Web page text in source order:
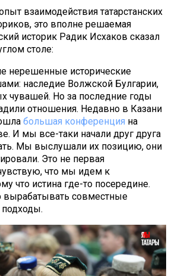
взаимодействия татарстанских
это вполне решаемая
историк Радик Исхаков сказал
столе:
нерешенные исторические
наследие Волжской Булгарии,
чувашей. Но за последние годы
отношения. Недавно в Казани
большая конференция на
И мы все-таки начали друг друга
Мы выслушали их позицию, они
Это не первая
что мы идем к
что истина где-то посередине.
вырабатывать совместные